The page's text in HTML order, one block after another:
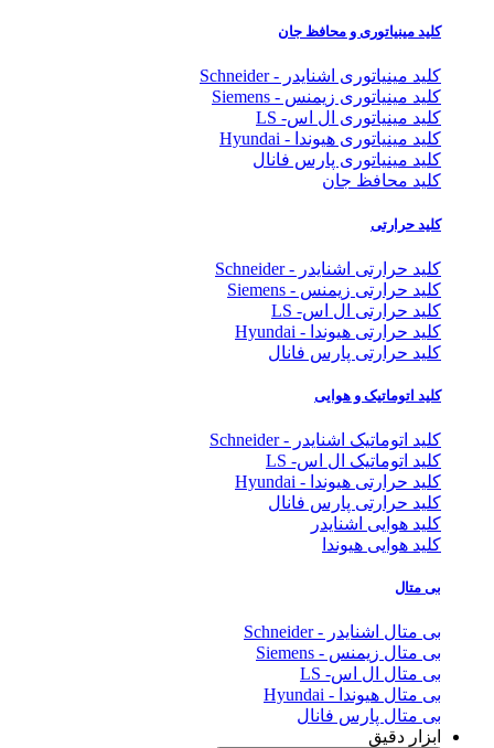
کلید مینیاتوری و محافظ جان
کلید مینیاتوری اشنایدر - Schneider
کلید مینیاتوری زیمنس - Siemens
کلید مینیاتوری ال اس- LS
کلید مینیاتوری هیوندا - Hyundai
کلید مینیاتوری پارس فانال
کلید محافظ جان
کلید حرارتی
کلید حرارتی اشنایدر - Schneider
کلید حرارتی زیمنس - Siemens
کلید حرارتی ال اس- LS
کلید حرارتی هیوندا - Hyundai
کلید حرارتی پارس فانال
کلید اتوماتیک و هوایی
کلید اتوماتیک اشنایدر - Schneider
کلید اتوماتیک ال اس- LS
کلید حرارتی هیوندا - Hyundai
کلید حرارتی پارس فانال
کلید هوایی اشنایدر
کلید هوایی هیوندا
بی متال
بی متال اشنایدر - Schneider
بی متال زیمنس - Siemens
بی متال ال اس- LS
بی متال هیوندا - Hyundai
بی متال پارس فانال
ابزار دقیق